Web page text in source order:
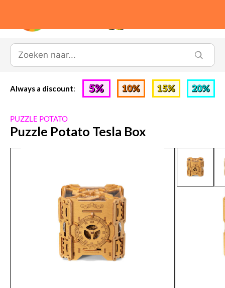
Always a discount:
PUZZLE POTATO
Puzzle Potato Tesla Box